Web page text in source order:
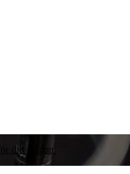
ditt fordon.